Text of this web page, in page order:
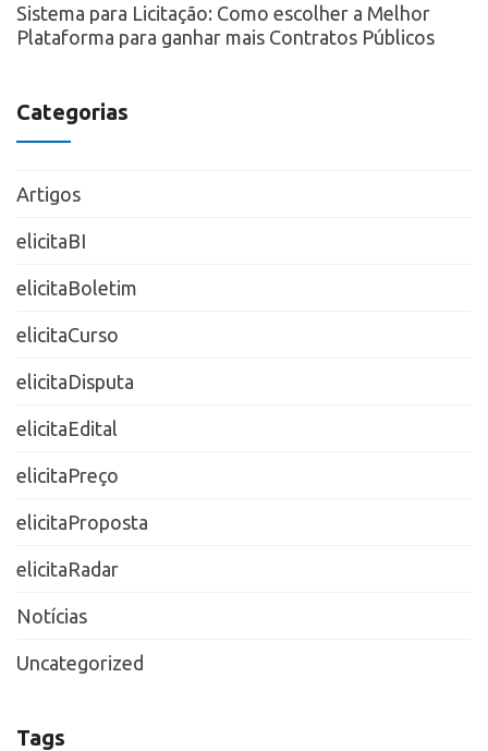
Sistema para Licitação: Como escolher a Melhor
Plataforma para ganhar mais Contratos Públicos
Categorias
Artigos
elicitaBI
elicitaBoletim
elicitaCurso
elicitaDisputa
elicitaEdital
elicitaPreço
elicitaProposta
elicitaRadar
Notícias
Uncategorized
Tags